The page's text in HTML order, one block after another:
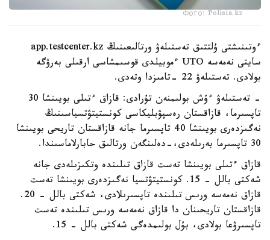
Фото: Polisia.kz
ءوتىنىشتى ۇلتتىق تەستىلەۋ ورتالىعىنىڭ app.testcenter.kz
سايتى نەمەسە UTO ءموبيلدى قوسىمشاسى ارقىلى بەرۋگە
بولادى. تەستىلەۋ 22 -تامىزدا وتەدى.
- تەستىلەۋ ءۇش بولىمنەن تۇرادى: قازاق ءتىلى بويىنشا 30
تاپسىرما، قازاقستان رەسپۋبليكاسى كونستيتۋتسياسىنىڭ
نەگىزدەرى بويىنشا 40 تاپسىرما جانە قازاقستان تاريحى بويىنشا
30 تاپسىرما بەرىلەدى،-دەلىنگەن ورتالىق حابارلاماسىندا.
قازاق ءتىلى بويىنشا تەست قازاق تىلىندە وتكىزىلەدى جانە
شەكتى بالل - 15. كونستيتۋتسيا نەگىزدەرى بويىنشا تەست
قازاق نەمەسە ورىس تىلىندە تاپسىرىلادى، شەكتى بالل - 20.
قازاقستان تاريحىنان دا قازاق نەمەسە ورىس تىلىندە تەست
تاپسىرۋعا بولادى، بۇل بولىمدەگى شەكتى بالل - 15.